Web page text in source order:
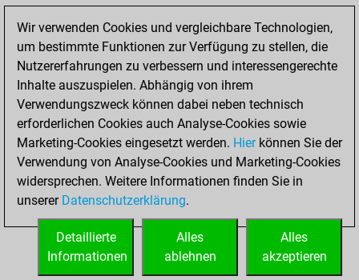
Matt auf vollem Brett
0
Bauer setzt Matt
2
Erstickte Matts
Unterverwandlungen
Türme auf der siebten
8
STARTSEITE
Wir verwenden Cookies und vergleichbare Technologien,
um bestimmte Funktionen zur Verfügung zu stellen, die
Nutzererfahrungen zu verbessern und interessengerechte
Inhalte auszuspielen. Abhängig von ihrem
Verwendungszweck können dabei neben technisch
erforderlichen Cookies auch Analyse-Cookies sowie
Marketing-Cookies eingesetzt werden. Hierkönnen Sie der
Verwendung von Analyse-Cookies und Marketing-Cookies
widersprechen. Weitere Informationen finden Sie in
unserer Datenschutzerklärung.
Alles
akzeptieren
Alles
ablehnen
Detaillierte
Informationen